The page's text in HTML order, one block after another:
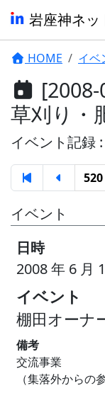
岩座神ネッ
HOME イベ
草刈り・
イベント記録
イベント
日時
2008 年 6 月
イベント
棚田オーナ
備考
交流事業
（集落外からの